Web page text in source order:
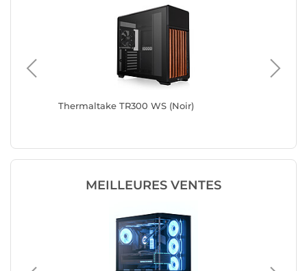
Thermaltake TR300 WS (Noir)
MEILLEURES VENTES